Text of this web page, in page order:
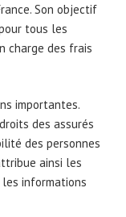
Son objectif
tous les
charge des frais
importantes.
des assurés
des personnes
ainsi les
les informations